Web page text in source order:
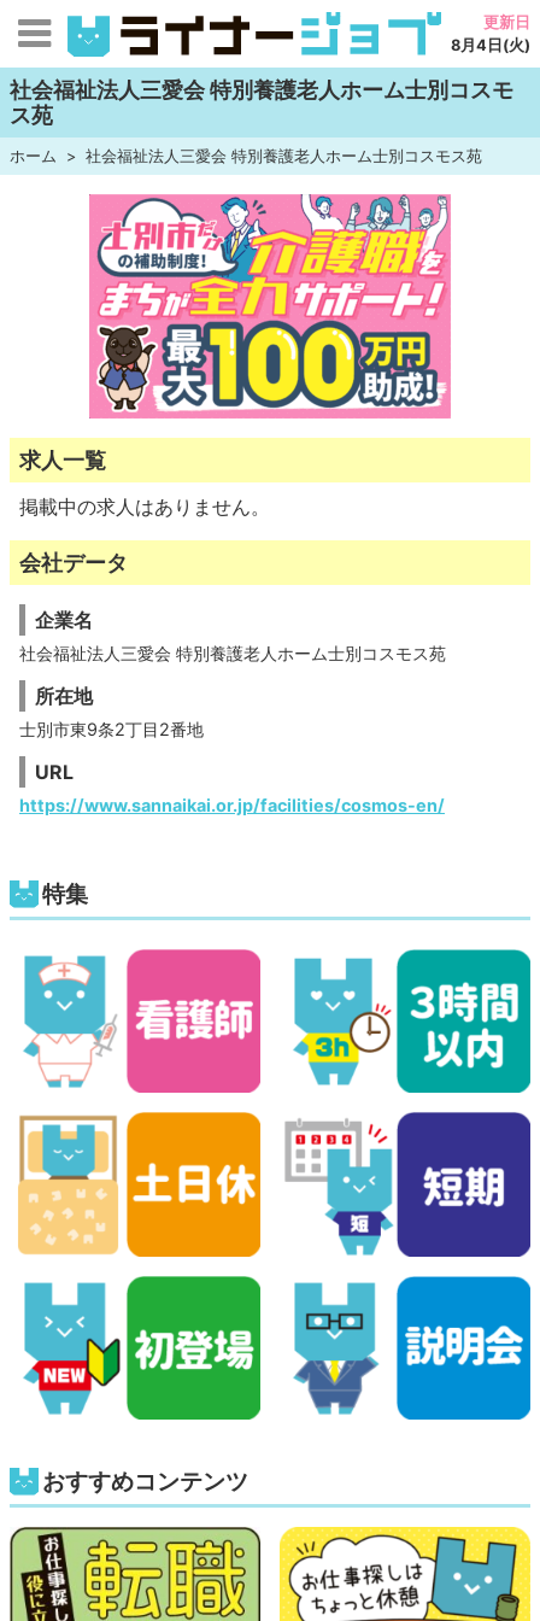
更新日
8月4日(火)
社会福祉法人三愛会 特別養護老人ホーム士別コスモ
ス苑
ホーム 社会福祉法人三愛会 特別養護老人ホーム士別コスモス苑
求人一覧
掲載中の求人はありません。
会社データ
企業名
社会福祉法人三愛会 特別養護老人ホーム士別コスモス苑
所在地
士別市東9条2丁目2番地
URL
https://www.sannaikai.or.jp/facilities/cosmos-en/
特集
おすすめコンテンツ